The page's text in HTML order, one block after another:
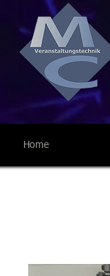
Home